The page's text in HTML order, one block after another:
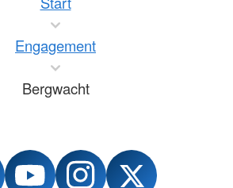
Engagement
Bergwacht